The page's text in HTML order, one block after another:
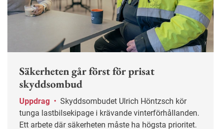
Säkerheten går först för prisat
skyddsombud
Uppdrag •
tunga lastbilsekipage i krävande vinterförhållanden.
Ett arbete där säkerheten måste ha högsta prioritet.